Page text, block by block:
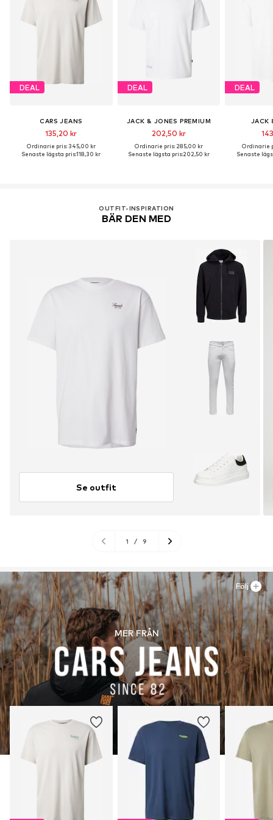
DEAL
CARS JEANS
135,20 kr
Ordinarie pris: 345,00 kr
Senaste lägsta pris:118,30 kr
DEAL
JACK & JONES PREMIUM
202,50 kr
Ordinarie pris: 285,00 kr
Senaste lägsta pris:202,50 kr
DEAL
JACK
Ordinarie
Senaste
OUTFIT-INSPIRATION
BÄR DEN MED
Se outfit
1 / 9
MER FRÅN
Följ